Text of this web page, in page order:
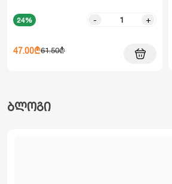
24% - +
47.00₾61.50₾
ბლოგი